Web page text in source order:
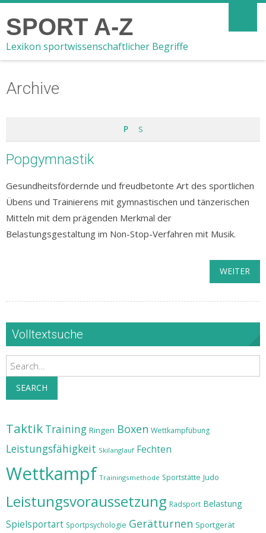
SPORT A-Z
Lexikon sportwissenschaftlicher Begriffe
Archive
P S
Popgymnastik
Gesundheitsfördernde und freudbetonte Art des sportlichen
Übens und Trainierens mit gymnastischen und tänzerischen
Mitteln mit dem prägenden Merkmal der
Belastungsgestaltung im Non-Stop-Verfahren mit Musik.
WEITER
Volltextsuche
Search
SEARCH
Taktik Training Ringen Boxen Wettkampfübung
Leistungsfähigkeit Skilanglauf Fechten
Wettkampf Trainingsmethode Sportstätte Judo
Leistungsvoraussetzung Radsport Belastung
Spielsportart Sportpsychologie Gerätturnen Sportgerät